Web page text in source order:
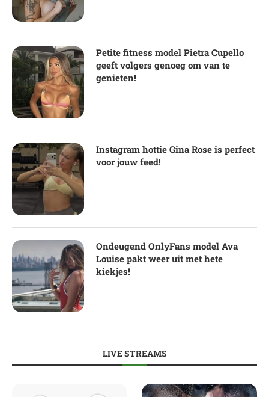
Petite fitness model Pietra Cupello
geeft volgers genoeg om van te
genieten!
Instagram hottie Gina Rose is perfect
voor jouw feed!
Ondeugend OnlyFans model Ava
Louise pakt weer uit met hete
kiekjes!
LIVE STREAMS